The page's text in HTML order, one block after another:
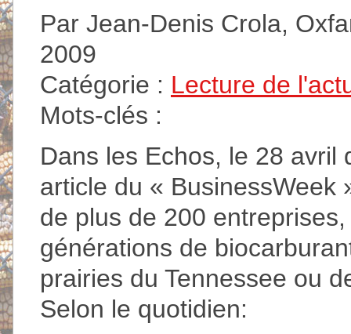
Par Jean-Denis Crola,
2009
Catégorie : Lecture de
Mots-clés :
Dans les Echos, le 28 avril
article du « BusinessWeek
de plus de 200
générations de
prairies du Tennessee ou
Selon le quotidien: